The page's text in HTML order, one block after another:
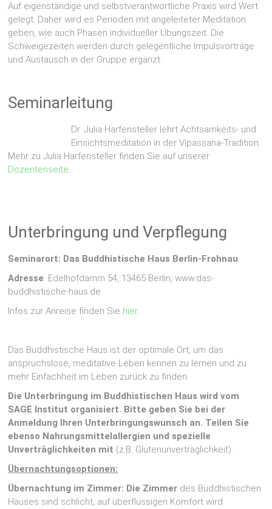
Auf eigenständige und selbstverantwortliche Praxis wird Wert
gelegt. Daher wird es Perioden mit angeleiteter Meditation
geben, wie auch Phasen individueller Übungszeit. Die
Schweigezeiten werden durch gelegentliche Impulsvorträge
und Austausch in der Gruppe ergänzt.
Seminarleitung
Dr. Julia Harfensteller lehrt Achtsamkeits- und
Einsichtsmeditation in der Vipassana-Tradition.
Mehr zu Julia Harfensteller finden Sie auf unserer
Dozentenseite.
Unterbringung und Verpflegung
Seminarort: Das Buddhistische Haus Berlin-Frohnau
Adresse: Edelhofdamm 54, 13465 Berlin, www.das-
buddhistische-haus.de
Infos zur Anreise finden Sie hier.
Das Buddhistische Haus ist der optimale Ort, um das
anspruchslose, meditative Leben kennen zu lernen und zu
mehr Einfachheit im Leben zurück zu finden.
Die Unterbringung im Buddhistischen Haus wird vom
SAGE Institut organisiert. Bitte geben Sie bei der
Anmeldung Ihren Unterbringungswunsch an. Teilen Sie
ebenso Nahrungsmittelallergien und spezielle
Unverträglichkeiten mit (z.B. Glutenunverträglichkeit).
Übernachtungsoptionen:
Übernachtung im Zimmer: Die Zimmer des Buddhistischen
Hauses sind schlicht, auf überflüssigen Komfort wird